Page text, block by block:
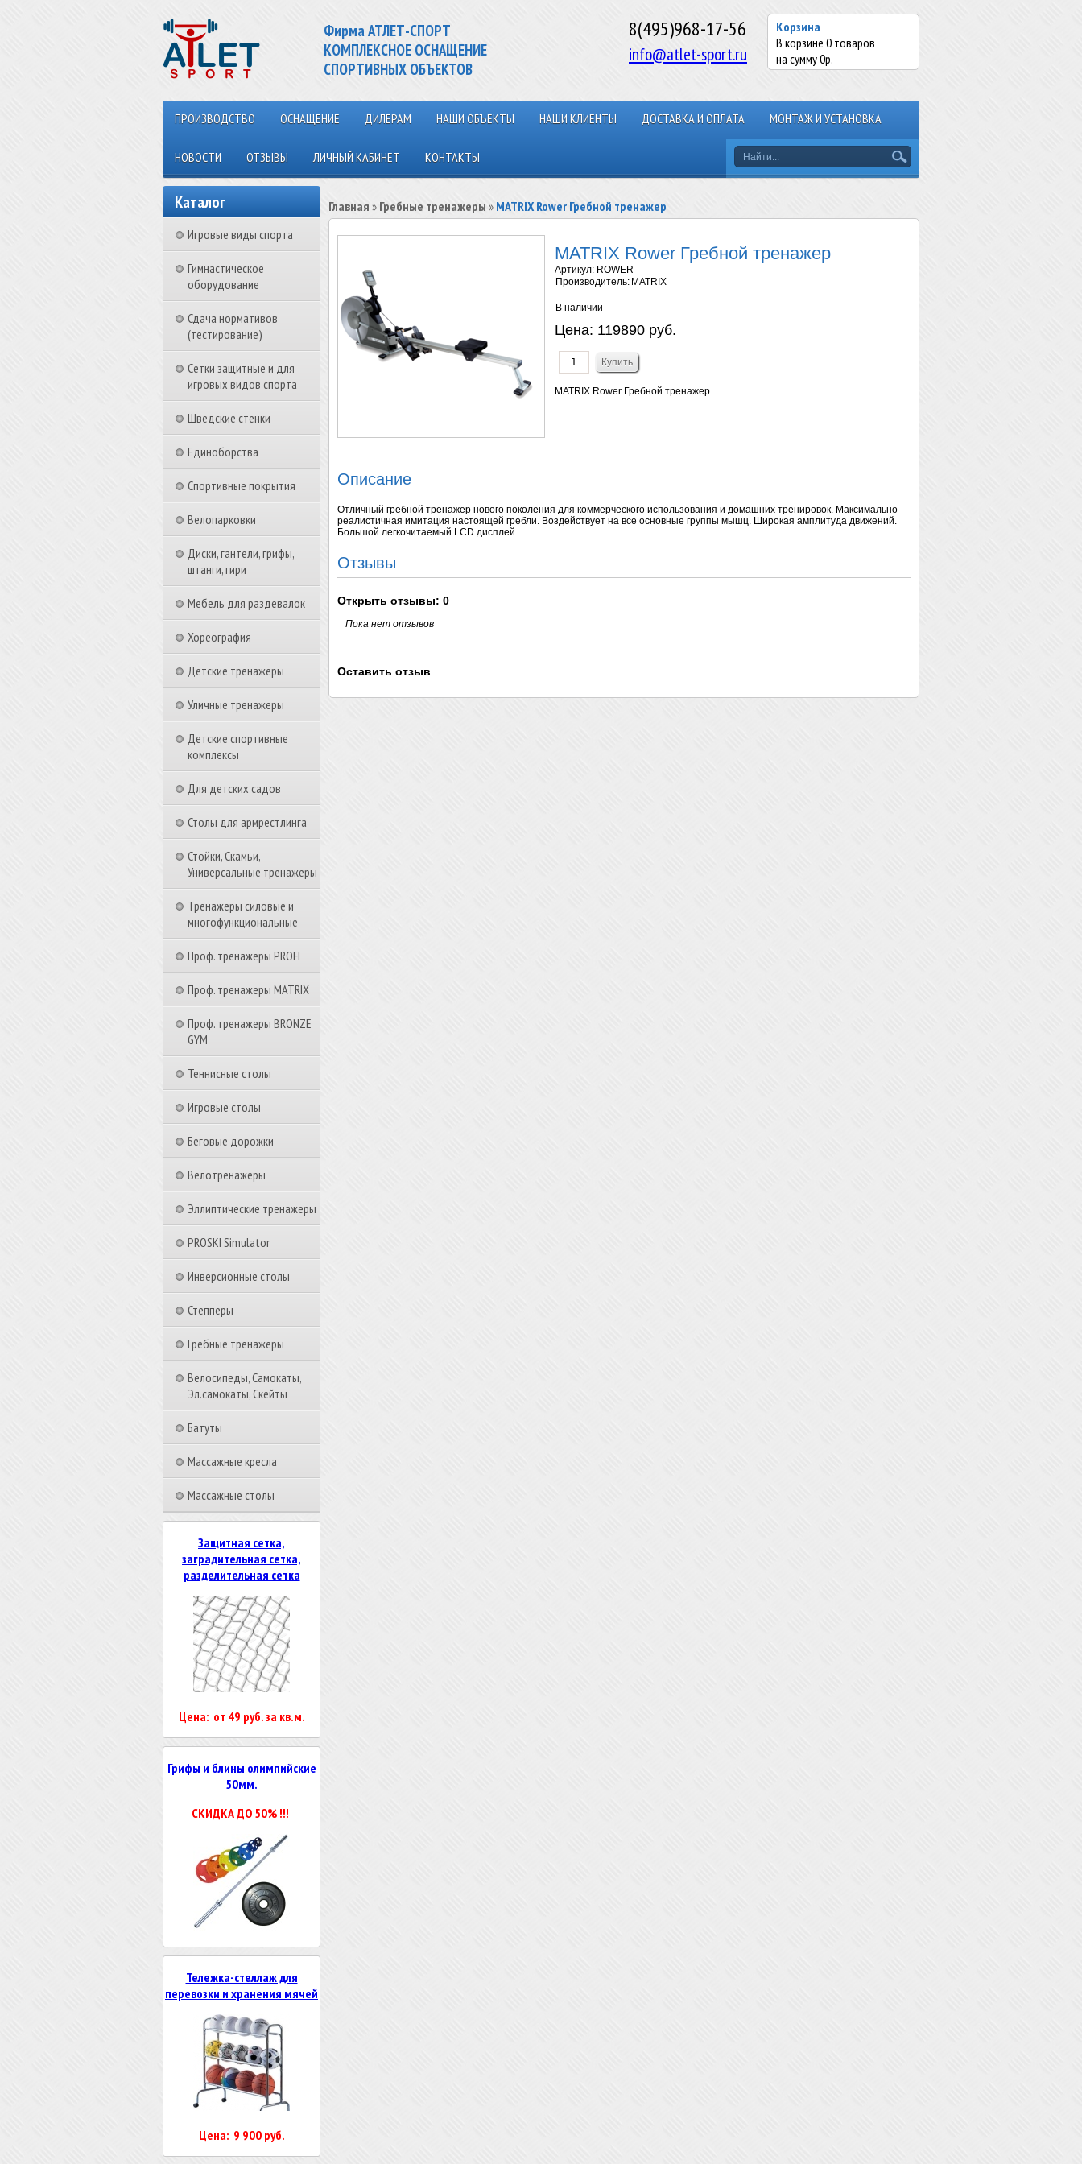
Фирма АТЛЕТ-СПОРТ
КОМПЛЕКСНОЕ ОСНАЩЕНИЕ
СПОРТИВНЫХ ОБЪЕКТОВ
Корзина
В корзине 0 товаров
на сумму0р.
8(495)968-17-56
info@atlet-sport.ru
ПРОИЗВОДСТВО ОСНАЩЕНИЕ ДИЛЕРАМ НАШИ ОБЪЕКТЫ НАШИ КЛИЕНТЫ ДОСТАВКА И ОПЛАТА МОНТАЖ И УСТАНОВКА
НОВОСТИ ОТЗЫВЫ ЛИЧНЫЙ КАБИНЕТ КОНТАКТЫ
Каталог
Игровые виды спорта
Гимнастическое
оборудование
Сдача нормативов
(тестирование)
Сетки защитные и для
игровых видов спорта
Шведские стенки
Единоборства
Спортивные покрытия
Велопарковки
Диски, гантели, грифы,
штанги, гири
Мебель для раздевалок
Хореография
Детские тренажеры
Уличные тренажеры
Детские спортивные
комплексы
Для детских садов
Столы для армрестлинга
Стойки, Скамьи,
Универсальные тренажеры
Тренажеры силовые и
многофункциональные
Проф. тренажеры PROFI
Проф. тренажеры MATRIX
Проф. тренажеры BRONZE
GYM
Теннисные столы
Игровые столы
Беговые дорожки
Велотренажеры
Эллиптические тренажеры
PROSKI Simulator
Инверсионные столы
Степперы
Гребные тренажеры
Велосипеды, Самокаты,
Эл.самокаты, Скейты
Батуты
Массажные кресла
Массажные столы
Защитная сетка,
заградительная сетка,
разделительная сетка
Цена: от 49 руб. за кв.м.
Грифы и блины олимпийские
50мм.
СКИДКА ДО 50% !!!
Тележка-стеллаж для
перевозки и хранения мячей
Цена: 9 900 руб.
Главная » Гребные тренажеры » MATRIX Rower Гребной тренажер
MATRIX Rower Гребной тренажер
Артикул: ROWER
Производитель: MATRIX
В наличии
Цена: 119890 руб.
MATRIX Rower Гребной тренажер
Описание
Отличный гребной тренажер нового поколения для коммерческого использования и домашних тренировок. Максимально
реалистичная имитация настоящей гребли. Воздействует на все основные группы мышц. Широкая амплитуда движений.
Большой легкочитаемый LCD дисплей.
Отзывы
Открыть отзывы: 0
Пока нет отзывов
Оставить отзыв